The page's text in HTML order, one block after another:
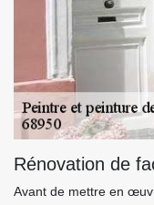
Rénovation de
Avant de mettre en